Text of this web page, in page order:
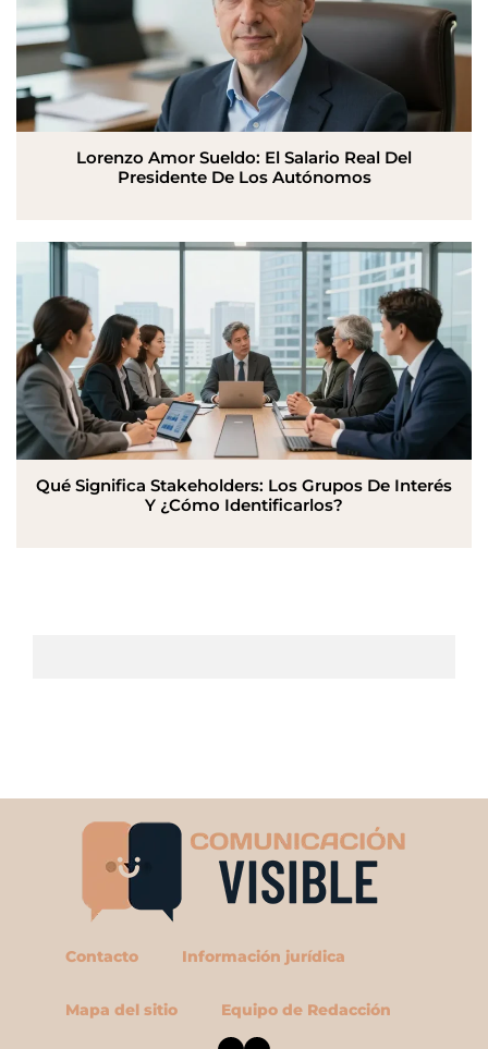
Lorenzo Amor Sueldo: El Salario Real Del
Presidente De Los Autónomos
Qué Significa Stakeholders: Los Grupos De Interés
Y ¿Cómo Identificarlos?
Contacto Información jurídica
Mapa del sitio Equipo de Redacción